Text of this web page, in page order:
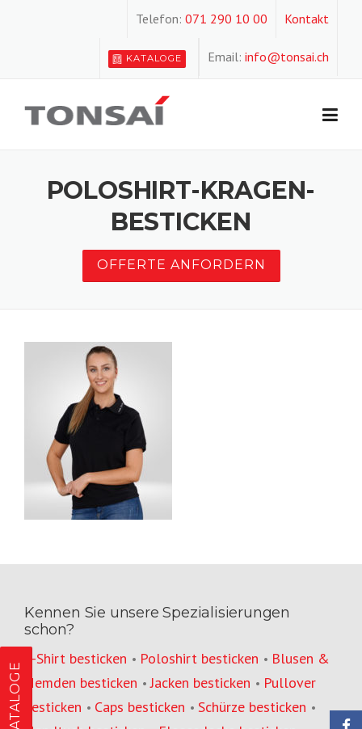
Kontakt
Telefon: 071 290 10 00
Email: info@tonsai.ch
KATALOGE
POLOSHIRT-KRAGEN-
BESTICKEN
OFFERTE ANFORDERN
KATALOGE
Kennen Sie unsere Spezialisierungen
schon?
T-Shirt besticken • Poloshirt besticken • Blusen &
Hemden besticken •Jacken besticken • Pullover
besticken • Caps besticken • Schürze besticken •